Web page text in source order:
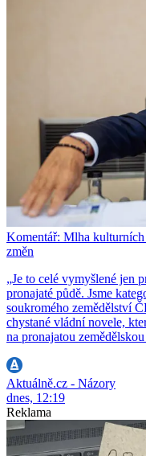
Komentář: Mlha
změn
„Je to celé vymyšlené jen
pronajaté půdě. Jsme
soukromého zemědělství
chystané vládní novele,
na pronajatou
Aktuálně.cz - Názory
dnes, 12:19
Reklama